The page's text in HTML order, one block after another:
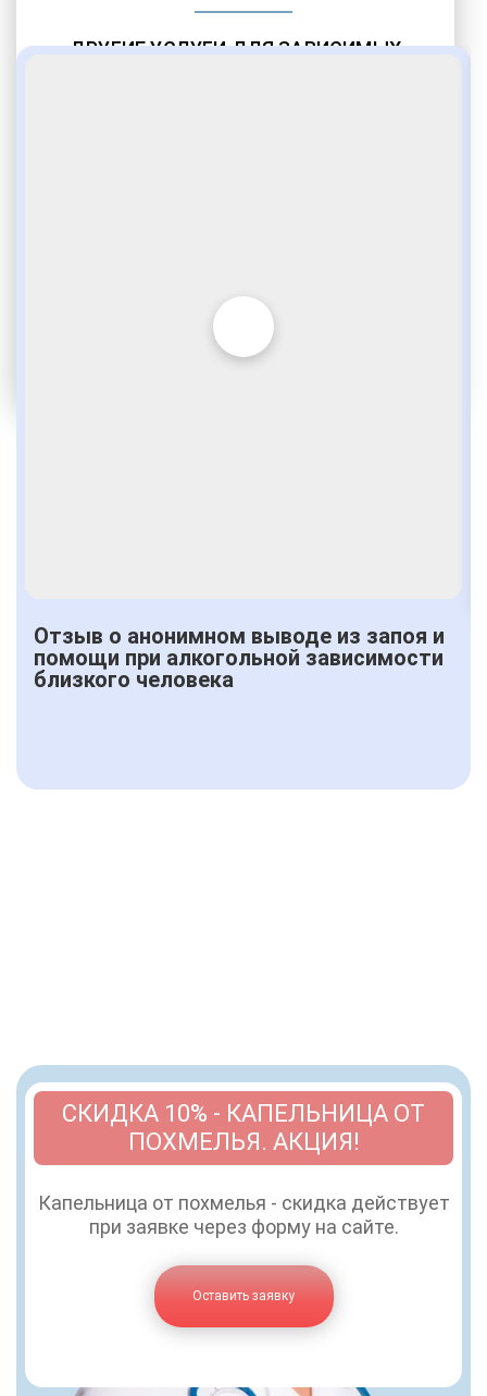
ДРУГИЕ УСЛУГИ ДЛЯ ЗАВИСИМЫХ
Отзыв о анонимном выводе из запоя и
помощи при алкогольной зависимости
близкого человека
СКИДКА 10% - КАПЕЛЬНИЦА ОТ
ПОХМЕЛЬЯ. АКЦИЯ!
Капельница от похмелья - скидка действует
при заявке через форму на сайте.
Оставить заявку